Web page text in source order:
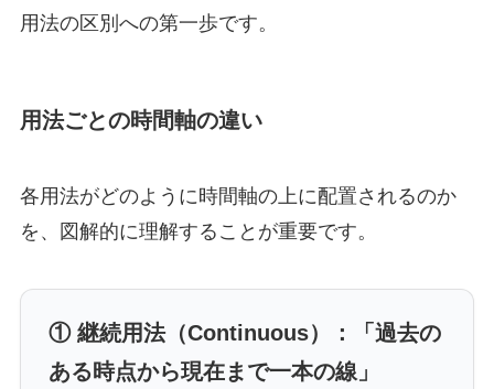
用法の区別への第一歩です。
用法ごとの時間軸の違い
各用法がどのように時間軸の上に配置されるのか
を、図解的に理解することが重要です。
① 継続用法（Continuous）：「過去の
ある時点から現在まで一本の線」